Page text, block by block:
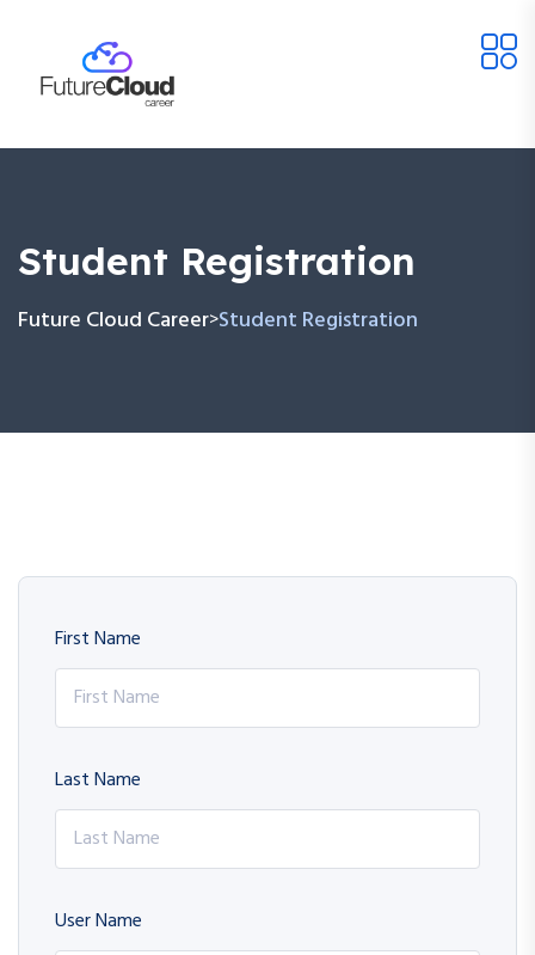
Student Registration
Future Cloud Career>Student Registration
First Name
Last Name
User Name